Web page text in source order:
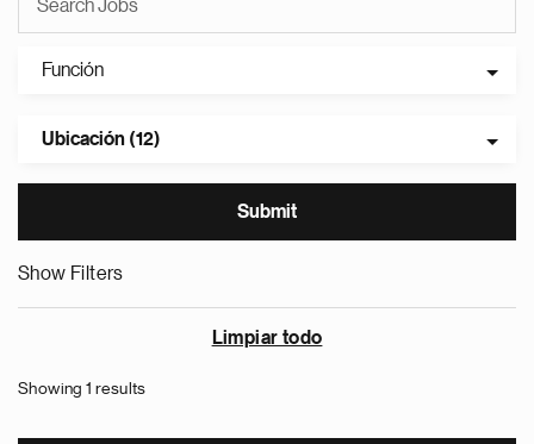
Función
Ubicación (12)
Show Filters
Limpiar todo
Showing 1 results